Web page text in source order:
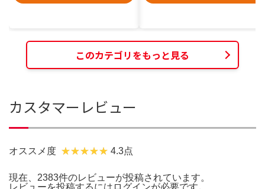
このカテゴリをもっと見る
カスタマーレビュー
オススメ度 4.3点
現在、2383件のレビューが投稿されています。
レビューを投稿するには ログインが必要です。